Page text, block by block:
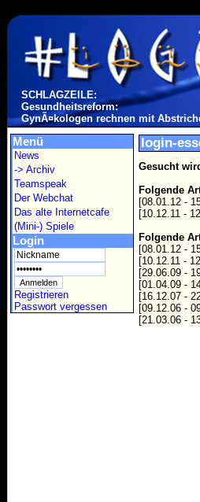
SCHLAGZEILE:
Gesundheitsreform:
GynÃ¤kologen rechnen mit
Menü
News
-> Archiv
Teamspeak
Der Webchat
Das alte Internetcafe
(Mini-) Spiele
Login
Registrieren
Passwort vergessen
login-
Gesucht
Folgende
[08.01.12 -
[10.12.11 -
Folgende
[08.01.12 -
[10.12.11 -
[29.06.09 -
[01.04.09 -
[16.12.07 -
[09.12.06 -
[21.03.06 -